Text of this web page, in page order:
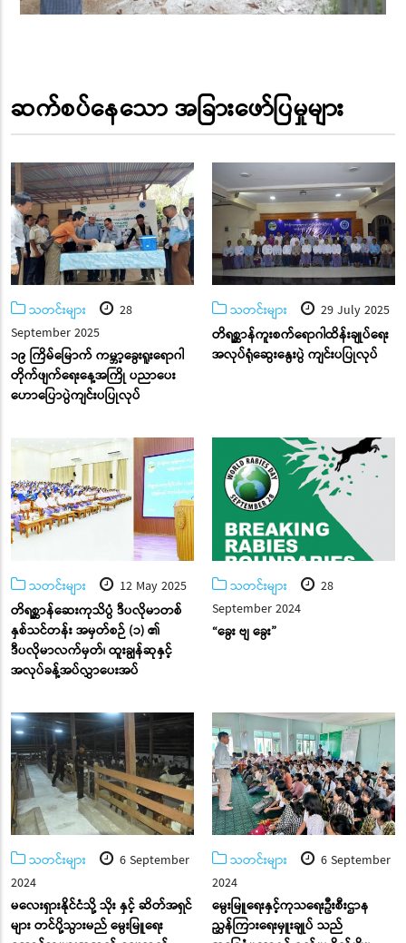
ဆက်စပ်နေသော အခြားဖော်ပြမှုများ
သတင်းများ
28
September 2025
၁၉ ကြိမ်မြောက် ကမ္ဘာ့ခွေးရူးရောဂါ
တိုက်ဖျက်ရေးနေ့အကြို ပညာပေး
ဟောပြောပွဲကျင်းပပြုလုပ်
သတင်းများ
29 July 2025
တိရစ္ဆာန်ကူးစက်ရောဂါထိန်းချုပ်ရေး
အလုပ်ရုံဆွေးနွေးပွဲ ကျင်းပပြုလုပ်
သတင်းများ
12 May 2025
တိရစ္ဆာန်ဆေးကုသိပ္ပံ ဒီပလိုမာတစ်
နှစ်သင်တန်း အမှတ်စဉ် (၁) ၏
ဒီပလိုမာလက်မှတ်၊ ထူးချွန်ဆုနှင့်
အလုပ်ခန့်အပ်လွှာပေးအပ်
သတင်းများ
28
September 2024
“ခွေး ဗျ ခွေး”
သတင်းများ
6 September
2024
မလေးရှားနိုင်ငံသို့ သိုး နှင့် ဆိတ်အရှင်
များ တင်ပို့သွားမည် မွေးမြူရေး
သတင်းများ
6 September
2024
မွေးမြူရေးနှင့်ကုသရေးဦးစီးဌာန
ညွှန်ကြားရေးမှူးချုပ် သည်